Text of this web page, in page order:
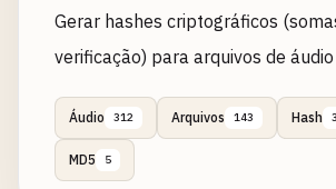
Gerar hashes criptográficos
verificação) para arquivos de áudio
Áudio 312 Arquivos 143 Hash
MD5 5